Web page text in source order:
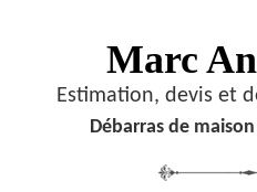
Marc
Estimation, devis et
Débarras de